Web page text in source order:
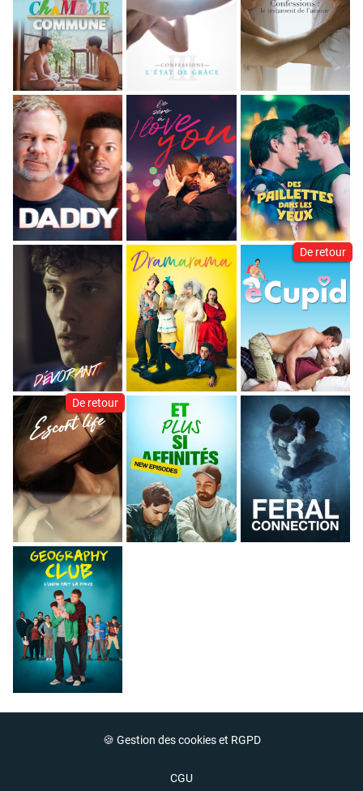
De retour
De retour
🍪 Gestion des cookies et RGPD
CGU